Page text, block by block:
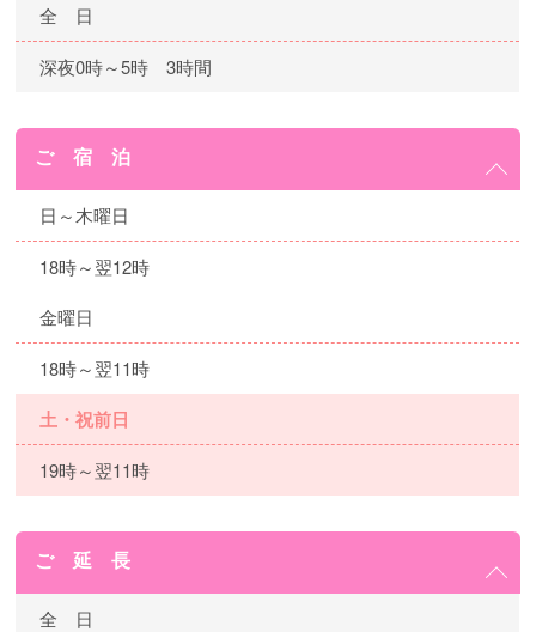
全 日
深夜0時～5時 3時間
ご 宿 泊
日～木曜日
18時～翌12時
金曜日
18時～翌11時
土・祝前日
19時～翌11時
ご 延 長
全 日